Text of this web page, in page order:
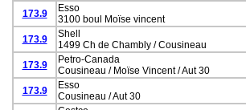
173.9
Esso
3100 boul Moïse vincent
173.9
Shell
1499 Ch de Chambly / Cousineau
173.9
Petro-Canada
Cousineau / Moïse Vincent / Aut 30
173.9
Esso
Cousineau / Aut 30